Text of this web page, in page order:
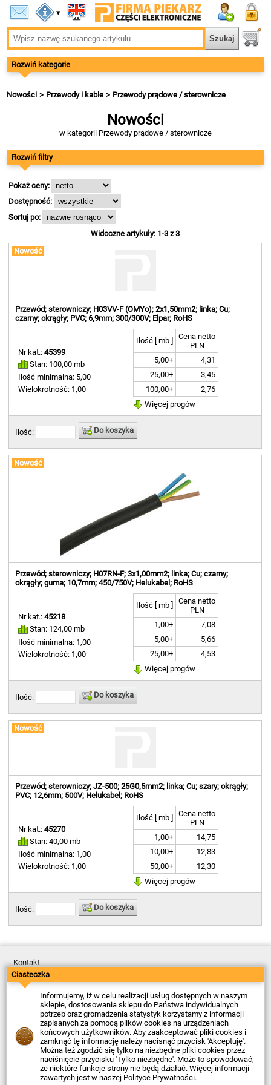
▾
Rozwiń kategorie
Nowości Przewody i kable Przewody prądowe / sterownicze
Nowości
w kategorii Przewody prądowe / sterownicze
Rozwiń filtry
Pokaż ceny:
Dostępność:
Sortuj po:
Widoczne artykuły: 1-3 z 3
Nowość
Przewód; sterowniczy; H03VV-F (OMYo); 2x1,50mm2; linka; Cu;
czarny; okrągły; PVC; 6,9mm; 300/300V; Elpar; RoHS
Nr kat.:45399
Stan: 100,00 mb
Ilość minimalna: 5,00
Wielokrotność: 1,00
Ilość [ mb ]
Cena netto
PLN
5,00+
4,31
25,00+
3,45
100,00+
2,76
Więcej progów
Ilość: Do koszyka
Nowość
Przewód; sterowniczy; H07RN-F; 3x1,00mm2; linka; Cu; czarny;
okrągły; guma; 10,7mm; 450/750V; Helukabel; RoHS
Nr kat.:45218
Stan: 124,00 mb
Ilość minimalna: 1,00
Wielokrotność: 1,00
Ilość [ mb ]
Cena netto
PLN
1,00+
7,08
5,00+
5,66
25,00+
4,53
Więcej progów
Ilość: Do koszyka
Nowość
Przewód; sterowniczy; JZ-500; 25G0,5mm2; linka; Cu; szary; okrągły;
PVC; 12,6mm; 500V; Helukabel; RoHS
Nr kat.:45270
Stan: 40,00 mb
Ilość minimalna: 1,00
Wielokrotność: 1,00
Ilość [ mb ]
Cena netto
PLN
1,00+
14,75
10,00+
12,83
50,00+
12,30
Więcej progów
Ilość: Do koszyka
Kontakt
Dostawa
Płatność
Zwroty
Reklamacje
Regulamin
Polityka Prywatności
O Firmie
Data ostatniej aktualizacji: 2026-08-07
© Firma Piekarz Sp. z o.o. 2000-2026
Sklep elektroniczny Firma Piekarz Sp. z o.o.
Ciasteczka
Informujemy, iż w celu realizacji usług dostępnych w naszym
sklepie, dostosowania sklepu do Państwa indywidualnych
potrzeb oraz gromadzenia statystyk korzystamy z informacji
zapisanych za pomocą plików cookies na urządzeniach
końcowych użytkowników. Aby zaakceptować pliki cookies i
zamknąć tę informację należy nacisnąć przycisk 'Akceptuję'.
Można też zgodzić się tylko na niezbędne pliki cookies przez
naciśnięcie przycisku 'Tylko niezbędne'. Może to spowodować,
że niektóre funkcje strony nie będą działać. Więcej informacji
zawartych jest w naszej Polityce Prywatności.